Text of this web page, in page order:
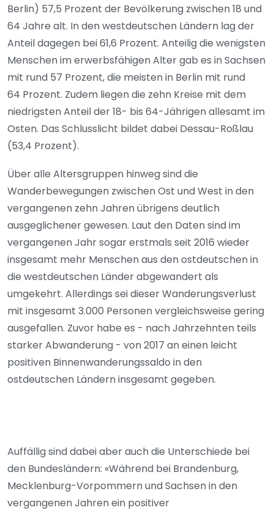
Berlin) 57,5 Prozent der Bevölkerung zwischen 18 und
64 Jahre alt. In den westdeutschen Ländern lag der
Anteil dagegen bei 61,6 Prozent. Anteilig die wenigsten
Menschen im erwerbsfähigen Alter gab es in Sachsen
mit rund 57 Prozent, die meisten in Berlin mit rund
64 Prozent. Zudem liegen die zehn Kreise mit dem
niedrigsten Anteil der 18- bis 64-Jährigen allesamt im
Osten. Das Schlusslicht bildet dabei Dessau-Roßlau
(53,4 Prozent).
Über alle Altersgruppen hinweg sind die
Wanderbewegungen zwischen Ost und West in den
vergangenen zehn Jahren übrigens deutlich
ausgeglichener gewesen. Laut den Daten sind im
vergangenen Jahr sogar erstmals seit 2016 wieder
insgesamt mehr Menschen aus den ostdeutschen in
die westdeutschen Länder abgewandert als
umgekehrt. Allerdings sei dieser Wanderungsverlust
mit insgesamt 3.000 Personen vergleichsweise gering
ausgefallen. Zuvor habe es - nach Jahrzehnten teils
starker Abwanderung - von 2017 an einen leicht
positiven Binnenwanderungssaldo in den
ostdeutschen Ländern insgesamt gegeben.
Auffällig sind dabei aber auch die Unterschiede bei
den Bundesländern: «Während bei Brandenburg,
Mecklenburg-Vorpommern und Sachsen in den
vergangenen Jahren ein positiver